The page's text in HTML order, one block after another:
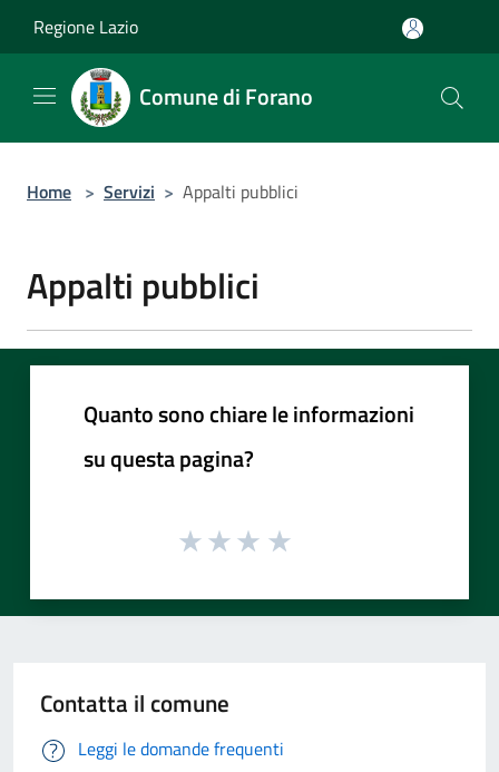
Regione Lazio
Comune di Forano
Home > Servizi > Appalti pubblici
Appalti pubblici
Quanto sono chiare le informazioni
su questa pagina?
Contatta il comune
Leggi le domande frequenti